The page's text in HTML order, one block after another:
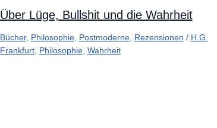
Über Lüge, Bullshit und die Wahrheit
Bücher, Philosophie, Postmoderne, Rezensionen / H.G.
Frankfurt, Philosophie, Wahrheit